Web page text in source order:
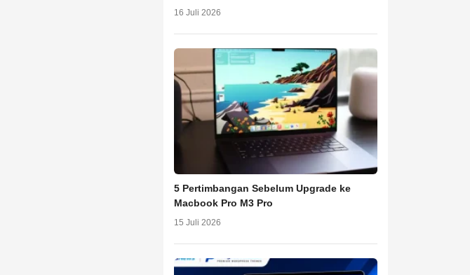
16 Juli 2026
5 Pertimbangan Sebelum Upgrade ke
Macbook Pro M3 Pro
15 Juli 2026